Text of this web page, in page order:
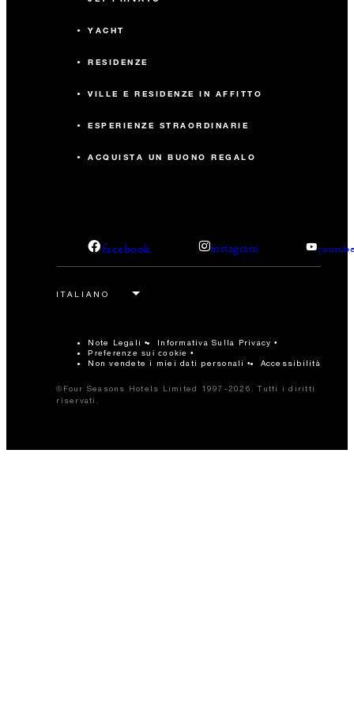
YACHT
RESIDENZE
VILLE E RESIDENZE IN AFFITTO
ESPERIENZE STRAORDINARIE
ACQUISTA UN BUONO REGALO
facebook instagram
Note Legali Informativa Sulla Privacy
Preferenze sui cookie
Non vendete i miei dati personali Accessibilità
©Four Seasons Hotels Limited 1997-2026. Tutti i diritti
riservati.